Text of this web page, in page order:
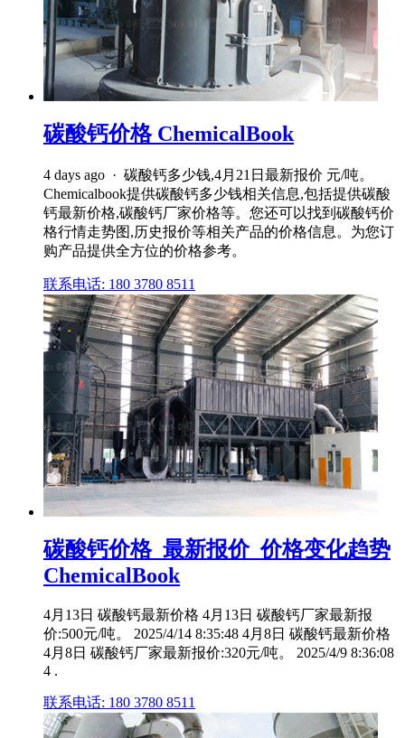
碳酸钙价格 ChemicalBook
4 days ago · 碳酸钙多少钱,4月21日最新报价 元/吨。
Chemicalbook提供碳酸钙多少钱相关信息,包括提供碳酸
钙最新价格,碳酸钙厂家价格等。您还可以找到碳酸钙价
格行情走势图,历史报价等相关产品的价格信息。为您订
购产品提供全方位的价格参考。
联系电话: 180 3780 8511
碳酸钙价格_最新报价_价格变化趋势
ChemicalBook
4月13日 碳酸钙最新价格 4月13日 碳酸钙厂家最新报
价:500元/吨。 2025/4/14 8:35:48 4月8日 碳酸钙最新价格
4月8日 碳酸钙厂家最新报价:320元/吨。 2025/4/9 8:36:08
4 .
联系电话: 180 3780 8511